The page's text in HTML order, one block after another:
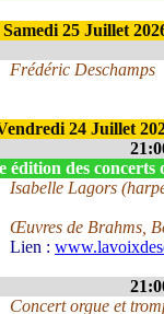
Samedi 25 Juillet
Frédéric Deschamps
24 Juillet
édition des concerts
Isabelle Lagors
Œuvres de Brahms,
Lien :
Concert orgue et